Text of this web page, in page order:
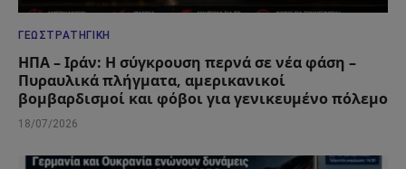
ΓΕΩΣΤΡΑΤΗΓΙΚΉ
ΗΠΑ – Ιράν: Η σύγκρουση περνά σε νέα φάση –
Πυραυλικά πλήγματα, αμερικανικοί
βομβαρδισμοί και φόβοι για γενικευμένο πόλεμο
18/07/2026